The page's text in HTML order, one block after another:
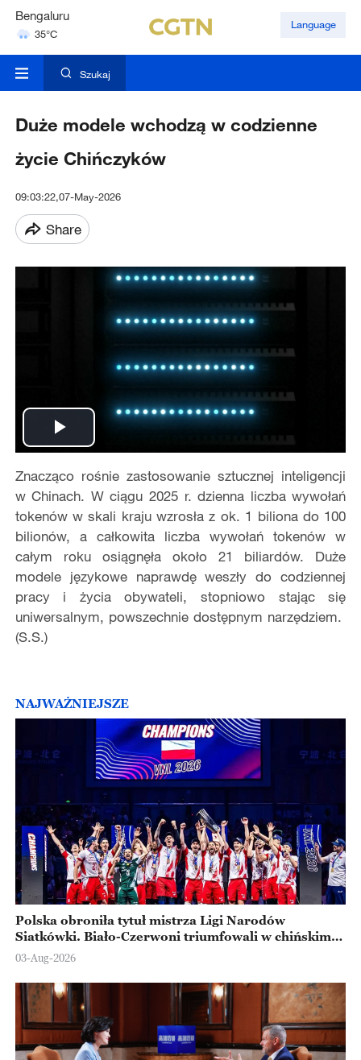
Bengaluru
35°C
Hyderabad
Language
Szukaj
Duże modele wchodzą w codzienne
życie Chińczyków
09:03:22,07-May-2026
Share
Play
Video
Znacząco rośnie zastosowanie sztucznej inteligencji
w Chinach. W ciągu 2025 r. dzienna liczba wywołań
tokenów w skali kraju wzrosła z ok. 1 biliona do 100
bilionów, a całkowita liczba wywołań tokenów w
całym roku osiągnęła około 21 biliardów. Duże
modele językowe naprawdę weszły do codziennej
pracy i życia obywateli, stopniowo stając się
uniwersalnym, powszechnie dostępnym narzędziem.
(S.S.)
NAJWAŻNIEJSZE
Polska obroniła tytuł mistrza Ligi Narodów
Siatkówki. Biało-Czerwoni triumfowali w chińskim
Ningbo
03-Aug-2026